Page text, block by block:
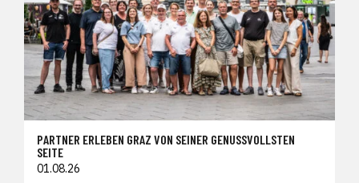
PARTNER ERLEBEN GRAZ VON SEINER GENUSSVOLLSTEN
SEITE
01.08.26